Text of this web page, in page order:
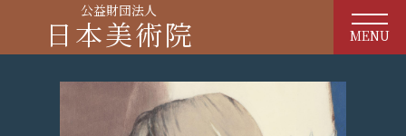
日本美術院
公益財団法人
MENU